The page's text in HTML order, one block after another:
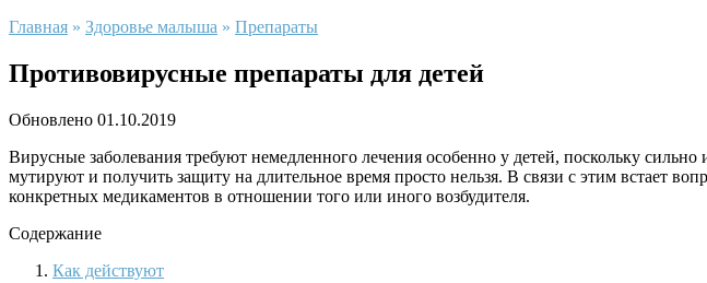
Главная » Здоровье малыша » Препараты
Противовирусные препараты для детей
Обновлено 01.10.2019
Вирусные заболевания требуют немедленного лечения особенно у детей, поскольку
мутируют и получить защиту на длительное время просто нельзя. В связи с этим встает
конкретных медикаментов в отношении того или иного возбудителя.
Содержание
Как действуют